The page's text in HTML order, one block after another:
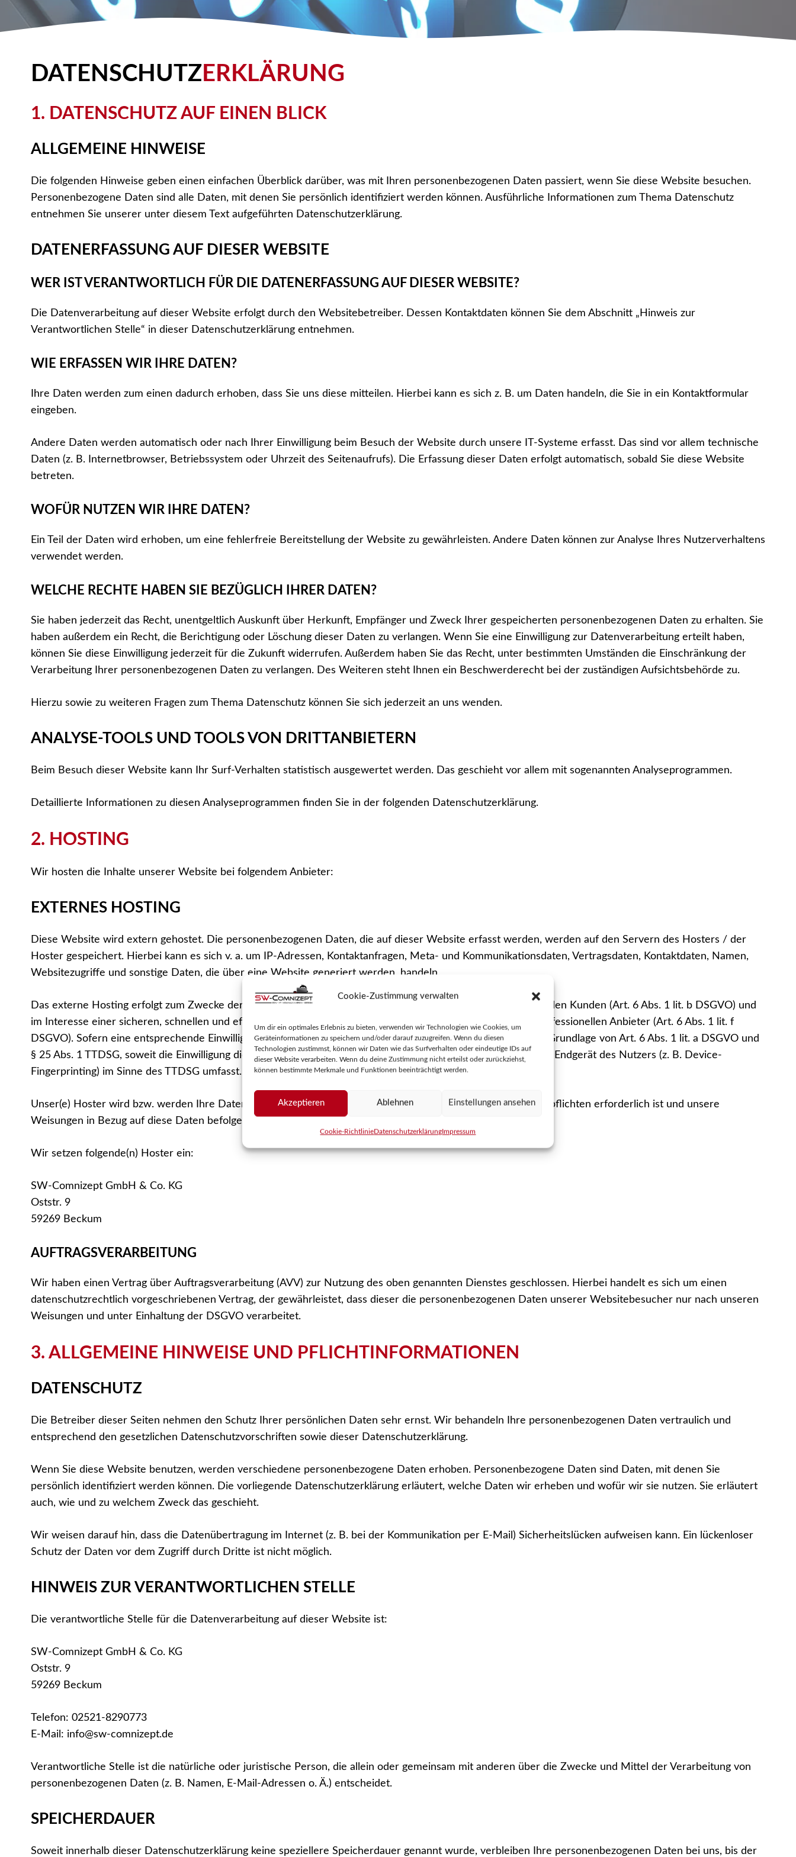
Cookie-Zustimmung verwalten
Um dir ein optimales Erlebnis zu bieten, verwenden wir Technologien wie Cookies, um
Geräteinformationen zu speichern und/oder darauf zuzugreifen. Wenn du diesen
Technologien zustimmst, können wir Daten wie das Surfverhalten oder eindeutige IDs auf
dieser Website verarbeiten. Wenn du deine Zustimmung nicht erteilst oder zurückziehst,
können bestimmte Merkmale und Funktionen beeinträchtigt werden.
Akzeptieren Ablehnen Einstellungen ansehen
Cookie-RichtlinieDatenschutzerklärungImpressum
DATENSCHUTZ­ ERKLÄRUNG
1. DATENSCHUTZ AUF EINEN BLICK
ALLGEMEINE HINWEISE
Die folgenden Hinweise geben einen einfachen Überblick darüber, was mit Ihren personenbezogenen Daten passiert, wenn Sie diese Website besuchen.
Personenbezogene Daten sind alle Daten, mit denen Sie persönlich identifiziert werden können. Ausführliche Informationen zum Thema Datenschutz
entnehmen Sie unserer unter diesem Text aufgeführten Datenschutzerklärung.
DATENERFASSUNG AUF DIESER WEBSITE
WER IST VERANTWORTLICH FÜR DIE DATENERFASSUNG AUF DIESER WEBSITE?
Die Datenverarbeitung auf dieser Website erfolgt durch den Websitebetreiber. Dessen Kontaktdaten können Sie dem Abschnitt „Hinweis zur
Verantwortlichen Stelle“ in dieser Datenschutzerklärung entnehmen.
WIE ERFASSEN WIR IHRE DATEN?
Ihre Daten werden zum einen dadurch erhoben, dass Sie uns diese mitteilen. Hierbei kann es sich z. B. um Daten handeln, die Sie in ein Kontaktformular
eingeben.
Andere Daten werden automatisch oder nach Ihrer Einwilligung beim Besuch der Website durch unsere IT-Systeme erfasst. Das sind vor allem technische
Daten (z. B. Internetbrowser, Betriebssystem oder Uhrzeit des Seitenaufrufs). Die Erfassung dieser Daten erfolgt automatisch, sobald Sie diese Website
betreten.
WOFÜR NUTZEN WIR IHRE DATEN?
Ein Teil der Daten wird erhoben, um eine fehlerfreie Bereitstellung der Website zu gewährleisten. Andere Daten können zur Analyse Ihres Nutzerverhaltens
verwendet werden.
WELCHE RECHTE HABEN SIE BEZÜGLICH IHRER DATEN?
Sie haben jederzeit das Recht, unentgeltlich Auskunft über Herkunft, Empfänger und Zweck Ihrer gespeicherten personenbezogenen Daten zu erhalten. Sie
haben außerdem ein Recht, die Berichtigung oder Löschung dieser Daten zu verlangen. Wenn Sie eine Einwilligung zur Datenverarbeitung erteilt haben,
können Sie diese Einwilligung jederzeit für die Zukunft widerrufen. Außerdem haben Sie das Recht, unter bestimmten Umständen die Einschränkung der
Verarbeitung Ihrer personenbezogenen Daten zu verlangen. Des Weiteren steht Ihnen ein Beschwerderecht bei der zuständigen Aufsichtsbehörde zu.
Hierzu sowie zu weiteren Fragen zum Thema Datenschutz können Sie sich jederzeit an uns wenden.
ANALYSE-TOOLS UND TOOLS VON DRITT­ANBIETERN
Beim Besuch dieser Website kann Ihr Surf-Verhalten statistisch ausgewertet werden. Das geschieht vor allem mit sogenannten Analyseprogrammen.
Detaillierte Informationen zu diesen Analyseprogrammen finden Sie in der folgenden Datenschutzerklärung.
2. HOSTING
Wir hosten die Inhalte unserer Website bei folgendem Anbieter:
EXTERNES HOSTING
Diese Website wird extern gehostet. Die personenbezogenen Daten, die auf dieser Website erfasst werden, werden auf den Servern des Hosters / der
Hoster gespeichert. Hierbei kann es sich v. a. um IP-Adressen, Kontaktanfragen, Meta- und Kommunikationsdaten, Vertragsdaten, Kontaktdaten, Namen,
Websitezugriffe und sonstige Daten, die über eine Website generiert werden, handeln.
Das externe Hosting erfolgt zum Zwecke der Vertragserfüllung gegenüber unseren potenziellen und bestehenden Kunden (Art. 6 Abs. 1 lit. b DSGVO) und
im Interesse einer sicheren, schnellen und effizienten Bereitstellung unseres Online-Angebots durch einen professionellen Anbieter (Art. 6 Abs. 1 lit. f
DSGVO). Sofern eine entsprechende Einwilligung abgefragt wurde, erfolgt die Verarbeitung ausschließlich auf Grundlage von Art. 6 Abs. 1 lit. a DSGVO und
§ 25 Abs. 1 TTDSG, soweit die Einwilligung die Speicherung von Cookies oder den Zugriff auf Informationen im Endgerät des Nutzers (z. B. Device-
Fingerprinting) im Sinne des TTDSG umfasst. Die Einwilligung ist jederzeit widerrufbar.
Unser(e) Hoster wird bzw. werden Ihre Daten nur insoweit verarbeiten, wie dies zur Erfüllung seiner Leistungspflichten erforderlich ist und unsere
Weisungen in Bezug auf diese Daten befolgen.
Wir setzen folgende(n) Hoster ein:
SW-Comnizept GmbH & Co. KG
Oststr. 9
59269 Beckum
AUFTRAGSVERARBEITUNG
Wir haben einen Vertrag über Auftragsverarbeitung (AVV) zur Nutzung des oben genannten Dienstes geschlossen. Hierbei handelt es sich um einen
datenschutzrechtlich vorgeschriebenen Vertrag, der gewährleistet, dass dieser die personenbezogenen Daten unserer Websitebesucher nur nach unseren
Weisungen und unter Einhaltung der DSGVO verarbeitet.
3. ALLGEMEINE HINWEISE UND PFLICHT­INFORMATIONEN
DATENSCHUTZ
Die Betreiber dieser Seiten nehmen den Schutz Ihrer persönlichen Daten sehr ernst. Wir behandeln Ihre personenbezogenen Daten vertraulich und
entsprechend den gesetzlichen Datenschutzvorschriften sowie dieser Datenschutzerklärung.
Wenn Sie diese Website benutzen, werden verschiedene personenbezogene Daten erhoben. Personenbezogene Daten sind Daten, mit denen Sie
persönlich identifiziert werden können. Die vorliegende Datenschutzerklärung erläutert, welche Daten wir erheben und wofür wir sie nutzen. Sie erläutert
auch, wie und zu welchem Zweck das geschieht.
Wir weisen darauf hin, dass die Datenübertragung im Internet (z. B. bei der Kommunikation per E-Mail) Sicherheitslücken aufweisen kann. Ein lückenloser
Schutz der Daten vor dem Zugriff durch Dritte ist nicht möglich.
HINWEIS ZUR VERANTWORTLICHEN STELLE
Die verantwortliche Stelle für die Datenverarbeitung auf dieser Website ist:
SW-Comnizept GmbH & Co. KG
Oststr. 9
59269 Beckum
Telefon: 02521-8290773
E-Mail: info@sw-comnizept.de
Verantwortliche Stelle ist die natürliche oder juristische Person, die allein oder gemeinsam mit anderen über die Zwecke und Mittel der Verarbeitung von
personenbezogenen Daten (z. B. Namen, E-Mail-Adressen o. Ä.) entscheidet.
SPEICHERDAUER
Soweit innerhalb dieser Datenschutzerklärung keine speziellere Speicherdauer genannt wurde, verbleiben Ihre personenbezogenen Daten bei uns, bis der